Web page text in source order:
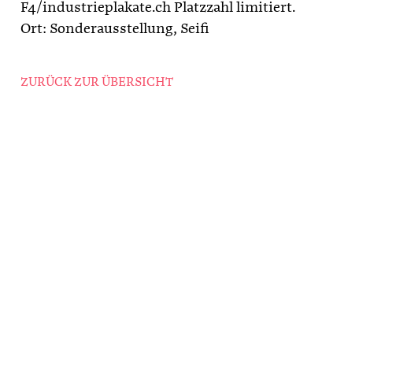
F4/industrieplakate.ch Platzzahl limitiert.
Ort: Sonderausstellung, Seifi
ZURÜCK ZUR ÜBERSICHT